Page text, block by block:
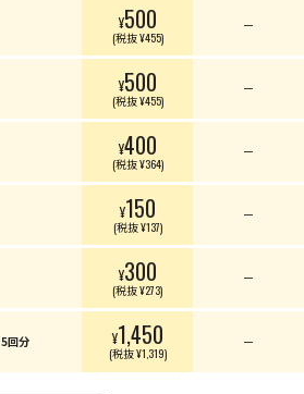
¥500
(税抜 ¥455)
ー
¥500
(税抜 ¥455)
ー
¥400
(税抜 ¥364)
ー
¥150
(税抜 ¥137)
ー
¥300
(税抜 ¥273)
ー
5回分 ¥1,450
(税抜 ¥1,319)
ー